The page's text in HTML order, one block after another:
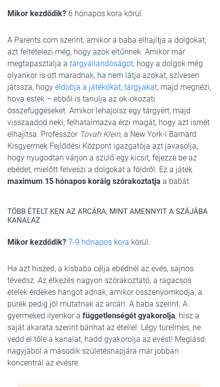
Mikor kezdődik? 6 hónapos kora körül.
A Parents.com szerint, amikor a baba elhajítja a dolgokat,
azt feltételezi még, hogy azok eltűnnek. Amikor már
megtapasztalja a tárgyállandóságot, hogy a dolgok még
olyankor is ott maradnak, ha nem látja azokat, szívesen
játssza, hogy eldobja a játékokat, tárgyakat, majd megnézi,
hova estek – ebből is tanulja az ok-okozati
összefüggéseket. Amikor lehajolsz egy tárgyért, majd
visszaadod neki, felhatalmazva érzi magát, hogy azt ismét
elhajítsa. ProfesszorTovah Klein, a New York-i Barnard
Kisgyermek Fejlődési Központ igazgatója azt javasolja,
hogy nyugodtan várjon a szülő egy kicsit, fejezze be az
ebédet, mielőtt felveszi a dolgokat a földről. Ez a játék
maximum 15 hónapos koráig szórakoztatja a babát.
TÖBB ÉTELT KEN AZ ARCÁRA, MINT AMENNYIT A SZÁJÁBA
KANALAZ
Mikor kezdődik? 7-9 hónapos kora körül.
Ha azt hiszed, a kisbaba célja ebédnél az evés, sajnos
tévedsz. Az étkezés nagyon szórakoztató, a ragacsos
ételek érdekes hangot adnak, amikor összenyomkodja, a
pürék pedig jól mutatnak az arcán. A baba szerint. A
gyermeked ilyenkor a függetlenségét gyakorolja, hisz a
saját akarata szerint bánhat az étellel. Légy türelmes, ne
vedd el tőle a kanalat, hadd gyakorolja az evést! Meglásd:
nagyjából a második születésnapjára már jobban
koncentrál az evésre.